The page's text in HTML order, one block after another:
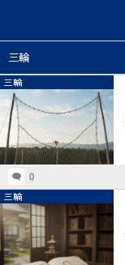
三輪
三輪
0
三輪